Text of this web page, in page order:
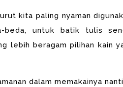
kita paling nyaman
beda, untuk batik tulis
lebih beragam pilihan kain
dalam memakainya